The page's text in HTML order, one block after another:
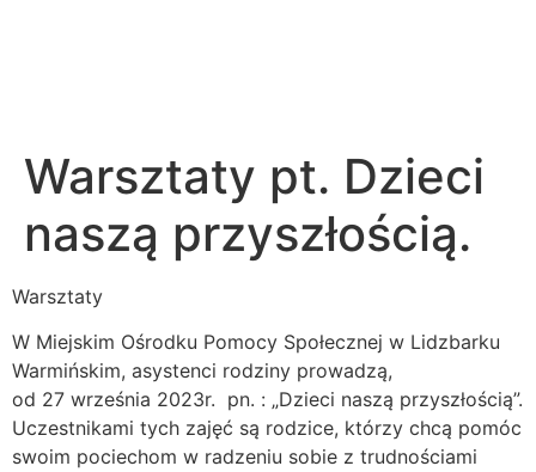
Warsztaty pt. Dzieci
naszą przyszłością.
Warsztaty
W Miejskim Ośrodku Pomocy Społecznej w Lidzbarku
Warmińskim, asystenci rodziny prowadzą,
od 27 września 2023r. pn. : „Dzieci naszą przyszłością”.
Uczestnikami tych zajęć są rodzice, którzy chcą pomóc
swoim pociechom w radzeniu sobie z trudnościami